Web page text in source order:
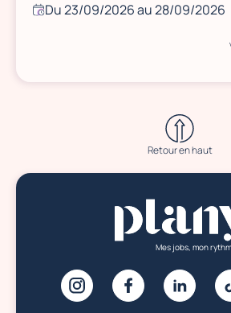
Du 23/09/2026 au 28/09/2026
Retour en haut
Mes jobs, mon